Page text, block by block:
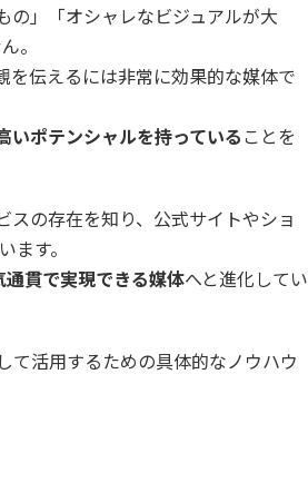
」「オシャレなビジュアルが大
。
伝えるには非常に効果的な媒体で
いポテンシャルを持っている ことを
の存在を知り、公式サイトやショ
す。
貫で実現できる媒体へと進化してい
活用するための具体的なノウハウ